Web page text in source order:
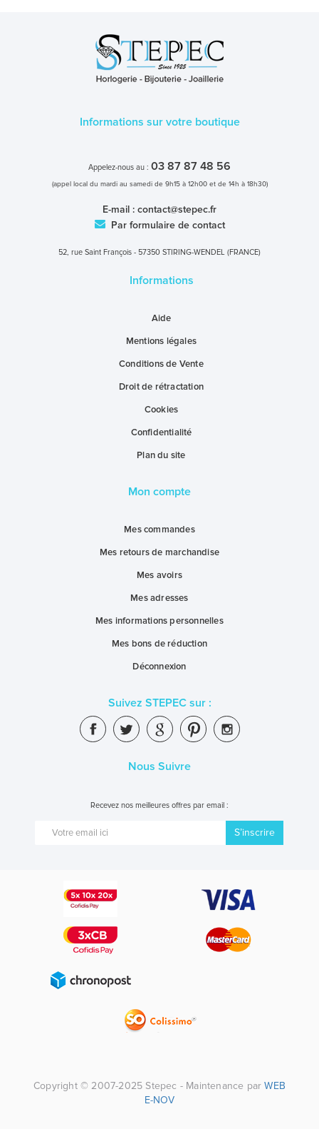
Informations sur votre boutique
Appelez-nous au : 03 87 87 48 56
(appel local du mardi au samedi de 9h15 à 12h00 et de 14h à 18h30)
E-mail : contact@stepec.fr
Par formulaire de contact
52, rue Saint François - 57350 STIRING-WENDEL (FRANCE)
Informations
Aide
Mentions légales
Conditions de Vente
Droit de rétractation
Cookies
Confidentialité
Plan du site
Mon compte
Mes commandes
Mes retours de marchandise
Mes avoirs
Mes adresses
Mes informations personnelles
Mes bons de réduction
Déconnexion
Suivez STEPEC sur :
Nous Suivre
Recevez nos meilleures offres par email :
S’inscrire
Copyright © 2007-2025 Stepec - Maintenance parWEB
E-NOV